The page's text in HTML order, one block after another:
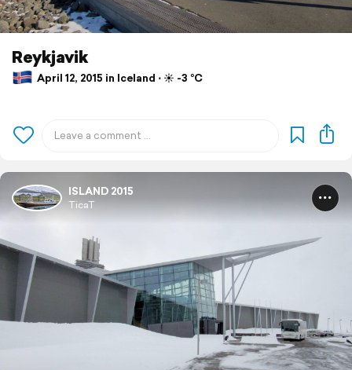
Reykjavik
April 12, 2015 in Iceland ⋅ ☀️ -3 °C
ISLAND 2015
TicaT